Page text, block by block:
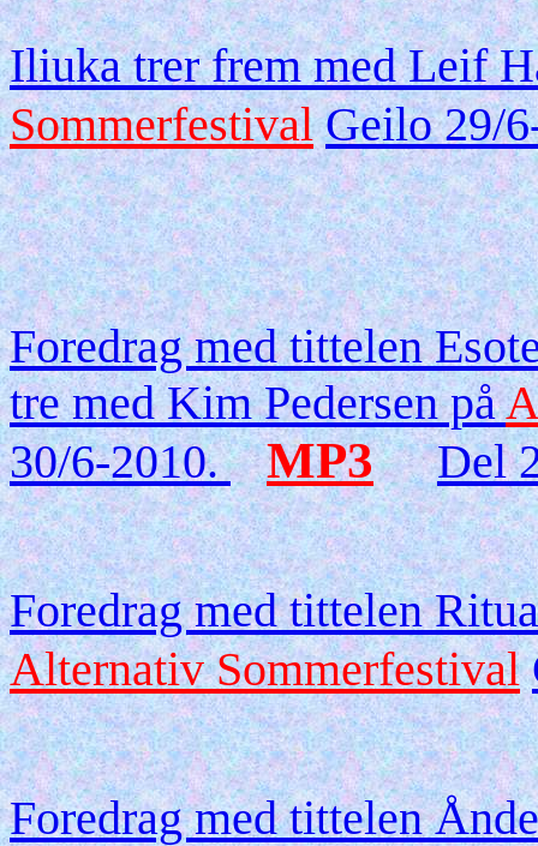
Iliuka trer frem med Leif
Sommerfestival Geilo 29/
Foredrag med tittelen
tre med Kim Pedersen på
30/6-2010.
MP3 Del
Foredrag med tittelen
Alternativ Sommerfestival
Foredrag med tittelen